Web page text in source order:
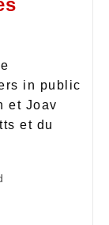
in public
et Joav
et du